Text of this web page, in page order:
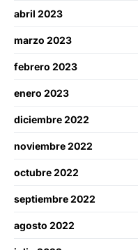
abril 2023
marzo 2023
febrero 2023
enero 2023
diciembre 2022
noviembre 2022
octubre 2022
septiembre 2022
agosto 2022